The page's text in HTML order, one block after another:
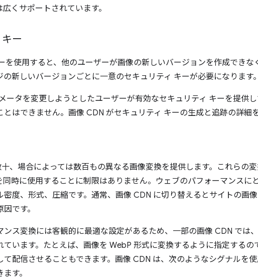
くサポートされています。
ー
を使用すると、他のユーザーが画像の新しいバージョンを作成できな
新しいバージョンごとに一意のセキュリティ キーが必要になります。
ータを変更しようとしたユーザーが有効なセキュリティ キーを提供
とはできません。画像 CDN がセキュリティ キーの生成と追跡の詳細を
、場合によっては数百もの異なる画像変換を提供します。これらの
同時に使用することに制限はありません。ウェブのパフォーマンスに
密度、形式、圧縮です。通常、画像 CDN に切り替えるとサイトの画
です。
ンス変換には客観的に最適な設定があるため、一部の画像 CDN では
ています。たとえば、画像を WebP 形式に変換するように指定する
て配信させることもできます。画像 CDN は、次のようなシグナルを
す。